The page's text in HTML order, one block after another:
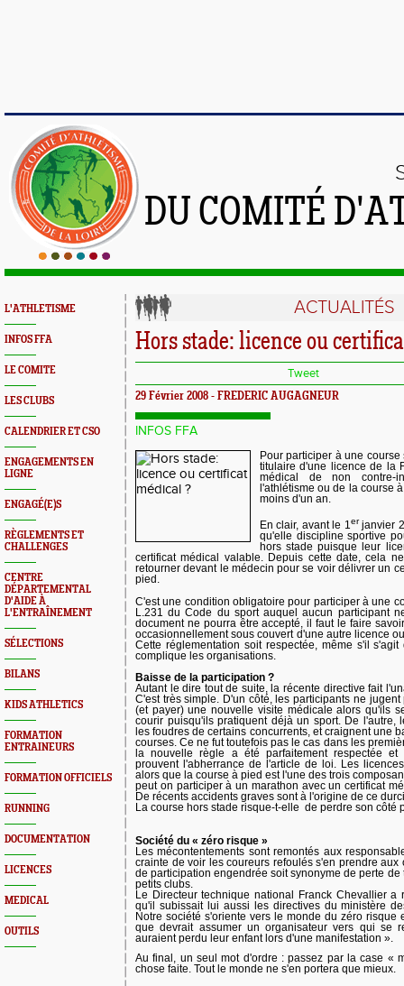
DU COMITÉ
L'ATHLETISME
INFOS FFA
LE COMITE
LES CLUBS
CALENDRIER ET CSO
ENGAGEMENTS EN
LIGNE
ENGAGÉ(E)S
RÈGLEMENTS ET
CHALLENGES
CENTRE
DÉPARTEMENTAL
D'AIDE À
L'ENTRAÎNEMENT
SÉLECTIONS
BILANS
KIDS ATHLETICS
FORMATION
ENTRAINEURS
FORMATION OFFICIELS
RUNNING
DOCUMENTATION
LICENCES
MEDICAL
OUTILS
ACTUALITÉS
Hors stade: licence ou
Tweet
29 Février 2008 - FREDERIC AUGAGNEUR
INFOS FFA
Pour participer à une
titulaire d'une licence de la
médical de non contre-
l'athlétisme ou de la course
moins d'un an.
En clair, avant le 1 er janvier
qu'elle discipline sportive
hors stade puisque leur
certificat médical valable. Depuis cette date, cela
retourner devant le médecin pour se voir délivrer un
pied.
C'est une condition obligatoire pour participer à une
L.231 du Code du sport auquel aucun participant
document ne pourra être accepté, il faut le faire
occasionnellement sous couvert d'une autre licence
Cette réglementation soit respectée, même s'il
complique les organisations.
Baisse de la participation ?
Autant le dire tout de suite, la récente directive fait
C'est très simple. D'un côté, les participants ne
(et payer) une nouvelle visite médicale alors qu'ils
courir puisqu'ils pratiquent déjà un sport. De l'autre,
les foudres de certains concurrents, et craignent une
courses. Ce ne fut toutefois pas le cas dans les
la nouvelle règle a été parfaitement respectée et
prouvent l'abherrance de l'article de loi. Les
alors que la course à pied est l'une des trois
peut on participer à un marathon avec un certificat
De récents accidents graves sont à l'origine de ce
La course hors stade risque-t-elle de perdre son côté
Société du « zéro risque »
Les mécontentements sont remontés aux
crainte de voir les coureurs refoulés s'en prendre
de participation engendrée soit synonyme de perte
petits clubs.
Le Directeur technique national Franck Chevallier
qu'il subissait lui aussi les directives du ministère
Notre société s'oriente vers le monde du zéro risque
que devrait assumer un organisateur vers qui se
auraient perdu leur enfant lors d'une manifestation ».
Au final, un seul mot d'ordre : passez par la case «
chose faite. Tout le monde ne s'en portera que mieux.